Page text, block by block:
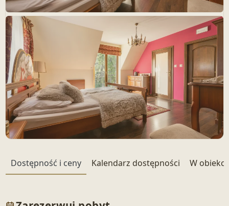
Dostępność i ceny Kalendarz dostępności W